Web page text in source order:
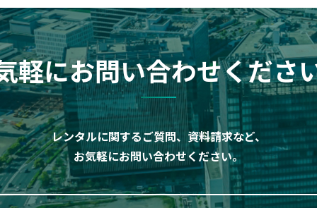
軽にお問い合わせくださ
レンタルに関するご質問、資料請求など、
お気軽にお問い合わせください。